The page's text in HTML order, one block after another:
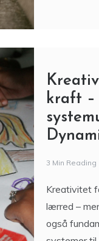
Kreativitet
lærred –
også
systemer